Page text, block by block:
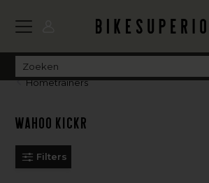
Hometrainers
Wahoo KICKR
Filters